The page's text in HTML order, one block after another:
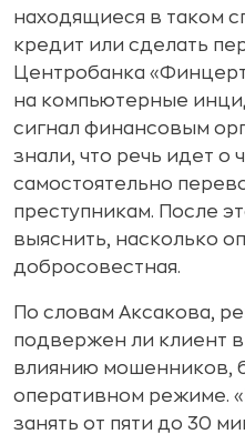
находящиеся в таком
кредит или сделать
Центробанка
на компьютерные
сигнал финансовым
знали, что речь идет о
самостоятельно
преступникам. После
выяснить, насколько
добросовестная.
По словам Аксакова,
подвержен ли клиент
влиянию мошенников,
оперативном режиме.
занять от пяти до 30